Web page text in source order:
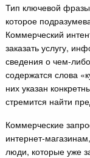
Тип ключевой
которое
Коммерческий
заказать услугу,
сведения о чем-
содержатся слова
них указан
стремится найти
Коммерческие
интернет-
люди, которые уже